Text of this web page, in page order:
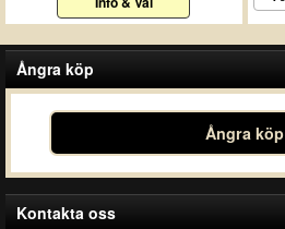
Ångra köp
Ångra köp
Kontakta oss